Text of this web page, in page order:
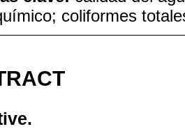
coliformes